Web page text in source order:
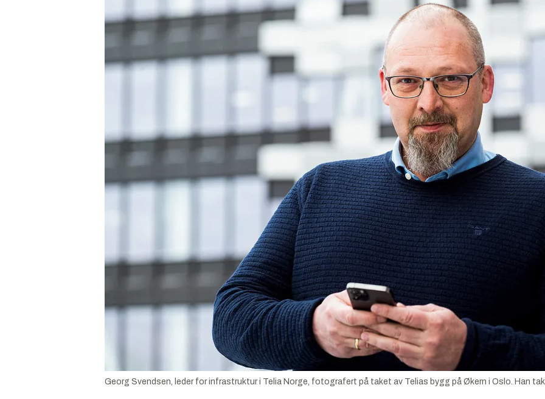
Georg Svendsen, leder for infrastruktur i Telia Norge, fotografert på taket av Telias bygg på Økern i Oslo. Han